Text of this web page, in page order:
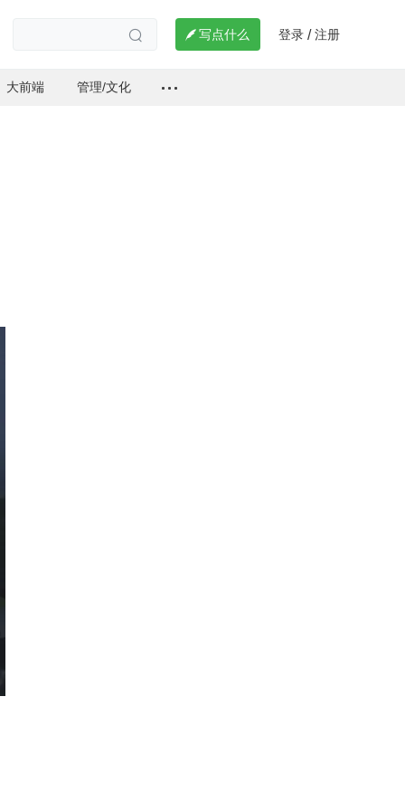
  写点什么 登录 / 注册
大前端 管理/文化